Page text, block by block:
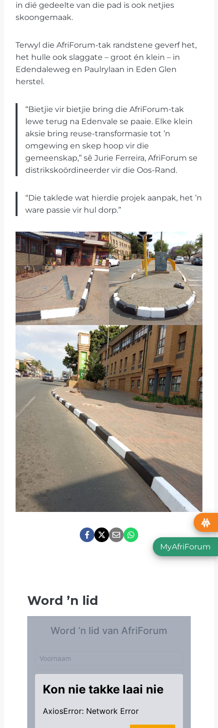
in dié gedeelte van die pad is ook netjies
skoongemaak.
Terwyl die AfriForum-tak randstene geverf het,
het hulle ook slaggate – groot én klein – in
Edendaleweg en Paulrylaan in Eden Glen
herstel.
“Bietjie vir bietjie bring die AfriForum-tak
lewe terug na Edenvale se paaie. Elke klein
aksie bring reuse-transformasie tot ’n
omgewing en skep hoop vir die
gemeenskap,” sê Jurie Ferreira, AfriForum se
distrikskoördineerder vir die Oos-Rand.
“Die taklede wat hierdie projek aanpak, het ’n
ware passie vir hul dorp.”
Word ’n lid
MyAfriForum